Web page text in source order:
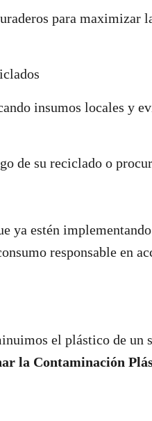
para maximizar
insumos locales y
de su reciclado o
ya estén implementando
responsable en
el plástico de un
la Contaminación